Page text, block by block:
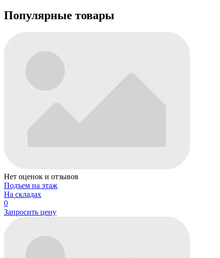
Популярные товары
Нет оценок и отзывов
Подъем на этаж
На складах
0
Запросить цену